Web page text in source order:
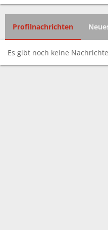
Profilnachrichten
Es gibt noch keine